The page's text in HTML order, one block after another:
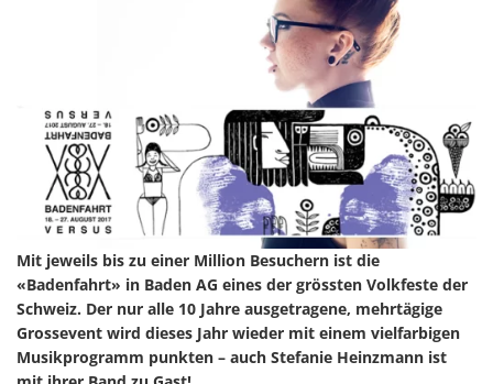
Mit jeweils bis zu einer Million Besuchern ist die
«Badenfahrt» in Baden AG eines der grössten Volkfeste der
Schweiz. Der nur alle 10 Jahre ausgetragene, mehrtägige
Grossevent wird dieses Jahr wieder mit einem vielfarbigen
Musikprogramm punkten – auch Stefanie Heinzmann ist